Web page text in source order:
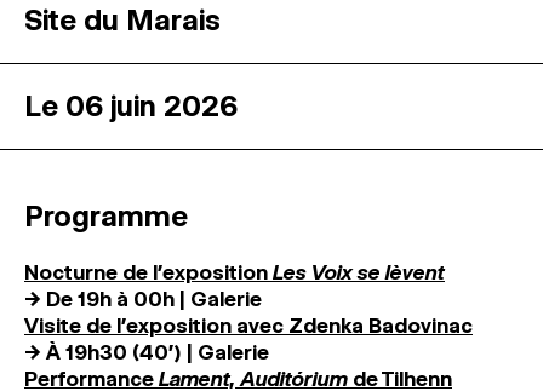
Site du Marais
Le 06 juin 2026
Programme
Nocturne de l’exposition Les Voix se lèvent
→ De 19h à 00h | Galerie
Visite de l’exposition avec Zdenka Badovinac
→ À 19h30 (40′) | Galerie
Performance Lament, Auditórium de Tilhenn